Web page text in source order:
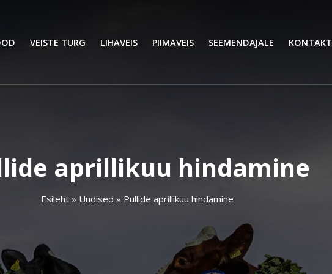
VEISTE TURG LIHAVEIS PIIMAVEIS SEEMENDAJALE KONTAKT
aprillikuu hindamine
Esileht» Uudised » Pullide aprillikuu hindamine